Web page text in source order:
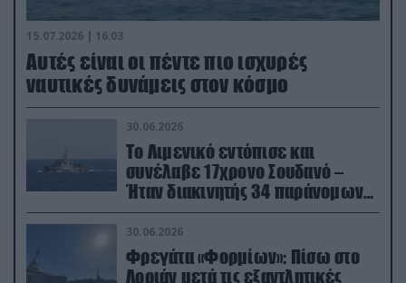
15.07.2026 | 16:03
Aυτές είναι οι πέντε πιο ισχυρές
ναυτικές δυνάμεις στον κόσμο
30.06.2026
Το Λιμενικό εντόπισε και
συνέλαβε 17χρονο Σουδανό –
Ήταν διακινητής 34 παράνομων
μεταναστών
30.06.2026
Φρεγάτα «Φορμίων»: Πίσω στο
Λοριάν μετά τις εξαντλητικές